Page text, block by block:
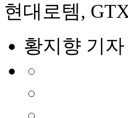
현대로템,
황지향 기자